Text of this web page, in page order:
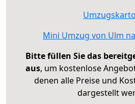
Mini Umzug von Ulm
Bitte füllen Sie das
aus, um kostenlose
denen alle Preise und
dargestellt